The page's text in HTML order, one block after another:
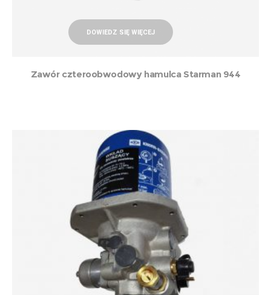
DOWIEDZ SIĘ WIĘCEJ
Zawór czteroobwodowy hamulca Starman 944